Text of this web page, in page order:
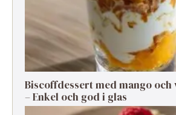
Biscoffdessert med mango
– Enkel och god i glas